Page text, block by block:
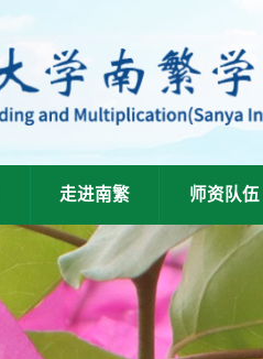
走进南繁 师资队伍